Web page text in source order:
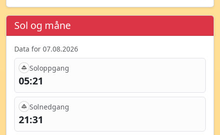
Sol og måne
Data for 07.08.2026
Soloppgang
05:21
Solnedgang
21:31